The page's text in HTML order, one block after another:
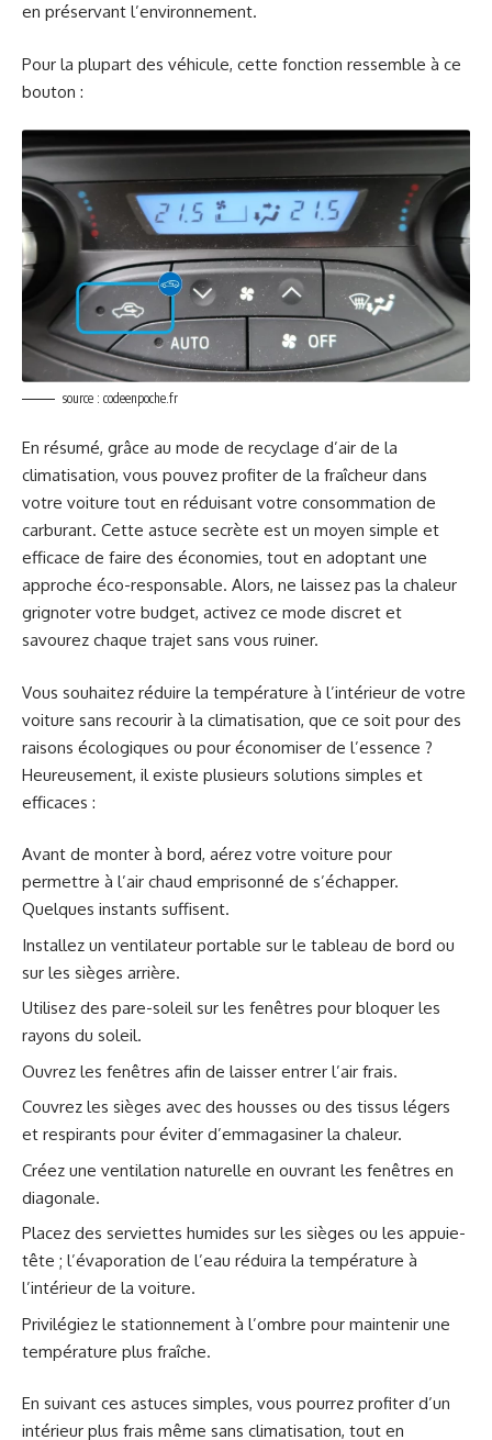
en préservant l’environnement.
Pour la plupart des véhicule, cette fonction ressemble à ce
bouton :
source : codeenpoche.fr
En résumé, grâce au mode de recyclage d’air de la
climatisation, vous pouvez profiter de la fraîcheur dans
votre voiture tout en réduisant votre consommation de
carburant. Cette astuce secrète est un moyen simple et
efficace de faire des économies, tout en adoptant une
approche éco-responsable. Alors, ne laissez pas la chaleur
grignoter votre budget, activez ce mode discret et
savourez chaque trajet sans vous ruiner.
Vous souhaitez réduire la température à l’intérieur de votre
voiture sans recourir à la climatisation, que ce soit pour des
raisons écologiques ou pour économiser de l’essence ?
Heureusement, il existe plusieurs solutions simples et
efficaces :
Avant de monter à bord, aérez votre voiture pour
permettre à l’air chaud emprisonné de s’échapper.
Quelques instants suffisent.
Installez un ventilateur portable sur le tableau de bord ou
sur les sièges arrière.
Utilisez des pare-soleil sur les fenêtres pour bloquer les
rayons du soleil.
Ouvrez les fenêtres afin de laisser entrer l’air frais.
Couvrez les sièges avec des housses ou des tissus légers
et respirants pour éviter d’emmagasiner la chaleur.
Créez une ventilation naturelle en ouvrant les fenêtres en
diagonale.
Placez des serviettes humides sur les sièges ou les appuie-
tête ; l’évaporation de l’eau réduira la température à
l’intérieur de la voiture.
Privilégiez le stationnement à l’ombre pour maintenir une
température plus fraîche.
En suivant ces astuces simples, vous pourrez profiter d’un
intérieur plus frais même sans climatisation, tout en